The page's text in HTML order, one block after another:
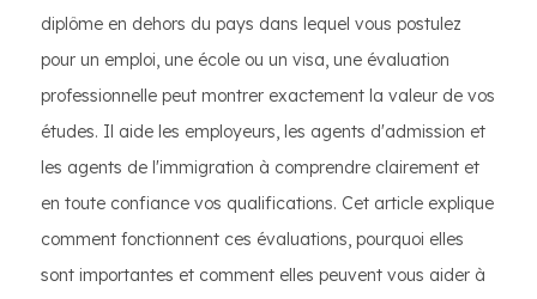
diplôme en dehors du pays dans lequel vous postulez
pour un emploi, une école ou un visa, une évaluation
professionnelle peut montrer exactement la valeur de vos
études. Il aide les employeurs, les agents d'admission et
les agents de l'immigration à comprendre clairement et
en toute confiance vos qualifications. Cet article explique
comment fonctionnent ces évaluations, pourquoi elles
sont importantes et comment elles peuvent vous aider à